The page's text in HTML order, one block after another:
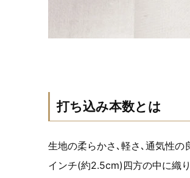
打ち込み本数とは
生地の柔らかさ､軽さ､通気性の
インチ(約2.5cm)四方の中に織